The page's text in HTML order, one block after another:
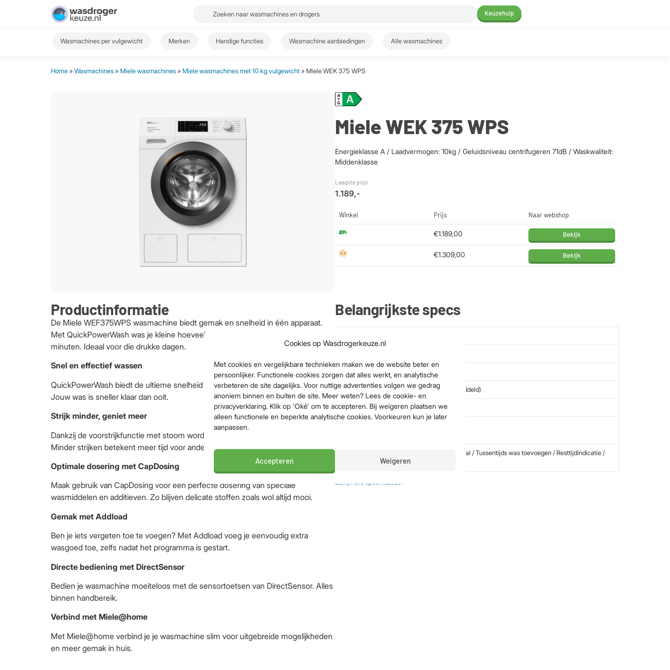
Cookies op Wasdrogerkeuze.nl
Met cookies en vergelijkbare technieken maken we de website beter en
persoonlijker. Functionele cookies zorgen dat alles werkt, en analytische
verbeteren de site dagelijks. Voor nuttige advertenties volgen we gedrag
anoniem binnen en buiten de site. Meer weten? Lees de cookie- en
privacyverklaring. Klik op 'Oké' om te accepteren. Bij weigeren plaatsen we
alleen functionele en beperkte analytische cookies. Voorkeuren kun je later
aanpassen.
Accepteren Weigeren
Keuzehulp
Wasmachines per vulgewicht Merken Handige functies Wasmachine aanbiedingen Alle wasmachines
Home»Wasmachines» Miele wasmachines» Miele wasmachines met 10 kg vulgewicht» Miele WEK 375 WPS
Miele WEK 375 WPS
Energieklasse A / Laadvermogen: 10kg / Geluidsniveau centrifugeren 71dB / Waskwaliteit:
Middenklasse
Laagste prijs
1.189,-
Winkel Prijs Naar webshop
€1.189,00 Bekijk
€1.309,00 Bekijk
Productinformatie
De Miele WEF375WPS wasmachine biedt gemak en snelheid in één apparaat.
Met QuickPowerWash was je kleine hoeveelheden wasgoed in slechts 49
minuten. Ideaal voor die drukke dagen.
Snel en effectief wassen
QuickPowerWash biedt de ultieme snelheid zonder in te boeten op reinheid.
Jouw was is sneller klaar dan ooit.
Strijk minder, geniet meer
Dankzij de voorstrijkfunctie met stoom wordt de strijktijd aanzienlijk verkort.
Minder strijken betekent meer tijd voor andere dingen.
Optimale dosering met CapDosing
Maak gebruik van CapDosing voor een perfecte dosering van speciale
wasmiddelen en additieven. Zo blijven delicate stoffen zoals wol altijd mooi.
Gemak met Addload
Ben je iets vergeten toe te voegen? Met Addload voeg je eenvoudig extra
wasgoed toe, zelfs nadat het programma is gestart.
Directe bediening met DirectSensor
Bedien je wasmachine moeiteloos met de sensortoetsen van DirectSensor. Alles
binnen handbereik.
Verbind met Miele@home
Met Miele@home verbind je je wasmachine slim voor uitgebreide mogelijkheden
en meer gemak in huis.
Belangrijkste specs
Energieklasse
Geluidsniveau 71 dB (stiller dan gemiddeld)
Waskwaliteit Middenklasse
Startuitstel / Eindsignaal / Tussentijds was toevoegen / Resttijdindicatie /
Beladingssensor
Bekijk alle specificaties »